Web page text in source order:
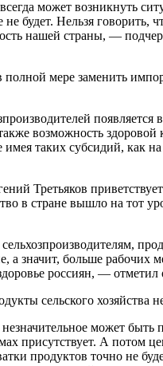
может возникнуть
будет. Нельзя говорить,
нашей страны, —
полной мере заменить
возможность
таких субсидий, как
Третьяков
в стране вышло на тот
значит, больше рабочих
россиян, — отметил
сельского хозяйства
может
присутствует. А потом
продуктов точно не